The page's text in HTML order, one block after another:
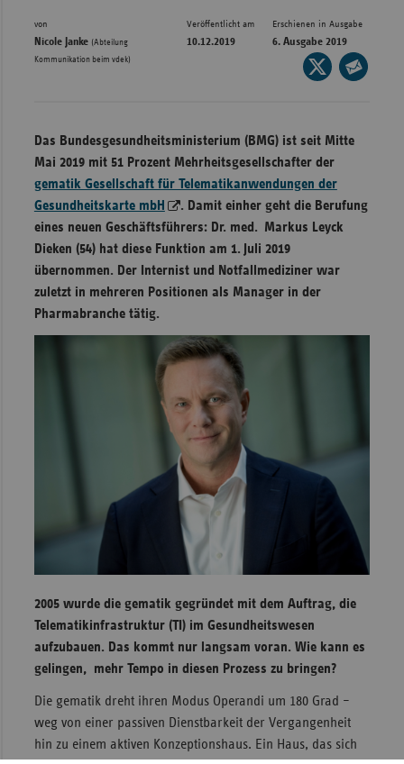
von
Nicole Janke (Abteilung
Kommunikation beim vdek)
Veröffentlicht am
10.12.2019
Erschienen in Ausgabe
6. Ausgabe 2019
Seite
auf
Das Bundesgesundheitsministerium (BMG) ist seit Mitte
Mai 2019 mit 51 Prozent Mehrheitsgesellschafter der
gematik Gesellschaft für Telematikanwendungen der
Gesundheitskarte mbH
. Damit einher geht die Berufung
eines neuen Geschäftsführers: Dr. med. Markus Leyck
Dieken (54) hat diese Funktion am 1. Juli 2019
übernommen. Der Internist und Notfallmediziner war
zuletzt in mehreren Positionen als Manager in der
Pharmabranche tätig.
2005 wurde die gematik gegründet mit dem Auftrag, die
Telematikinfrastruktur (TI) im Gesundheitswesen
aufzubauen. Das kommt nur langsam voran. Wie kann es
gelingen, mehr Tempo in diesen Prozess zu bringen?
Die gematik dreht ihren Modus Operandi um 180 Grad –
weg von einer passiven Dienstbarkeit der Vergangenheit
hin zu einem aktiven Konzeptionshaus. Ein Haus, das sich